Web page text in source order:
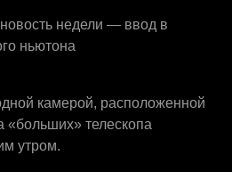
недели — ввод в
ньютона
камерой, расположенной
телескопа
утром.